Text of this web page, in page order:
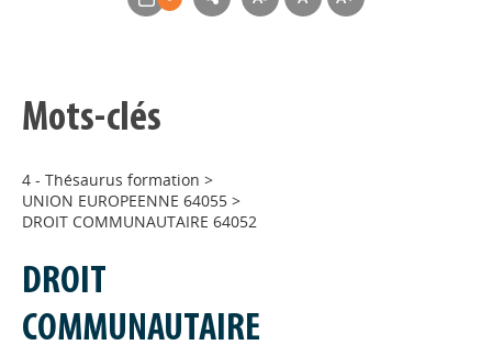
Mots-clés
4 - Thésaurus formation >
UNION EUROPEENNE 64055 >
DROIT COMMUNAUTAIRE 64052
DROIT
COMMUNAUTAIRE